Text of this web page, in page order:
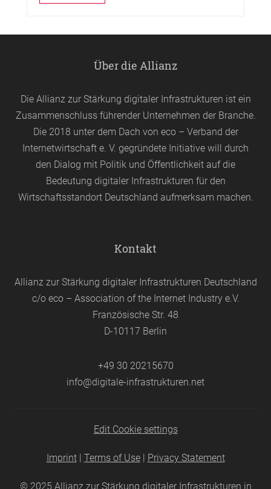
Über die Allianz
Die Allianz zur Stärkung digitaler Infrastrukturen ist ein
Zusammenschluss führender Unternehmen der Branche.
Die 2018 unter dem Dach von eco– Verband der
Internetwirtschaft e. V. gegründete Initiative will durch
den Dialog mit Politik und Öffentlichkeit auf die
Bedeutung digitaler Infrastrukturen für den
Wirtschaftsstandort Deutschland aufmerksam machen.
Kontakt
Allianz zur Stärkung digitaler Infrastrukturen Deutschland
c/o eco – Association of the Internet Industry e.V.
Französische Str. 48
D-10117 Berlin
+49 30 20215670
info@digitale-infrastrukturen.net
Edit Cookie settings
Imprint| Terms of Use| Privacy Statement
© 2025 Allianz zur Stärkung digitaler Infrastrukturen in